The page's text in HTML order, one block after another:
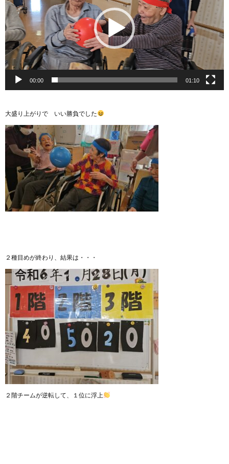
ー
ヤ
ー
00:00 01:10
大盛り上がりで いい勝負でした
２種目めが終わり、結果は・・・
２階チームが逆転して、１位に浮上